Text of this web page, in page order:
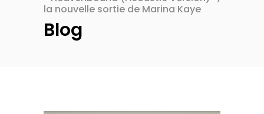
la nouvelle sortie de Marina Kaye
Blog